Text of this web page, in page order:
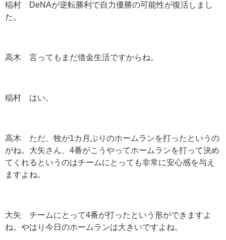
稲村 DeNAが逆転勝利で自力優勝の可能性が復活しまし
た。
高木 言ってもまだ借金生活ですからね。
稲村 はい。
高木 ただ、牧が1カ月ぶりのホームランを打ったというの
がね。大矢さん、4番がこうやってホームランを打って決め
てくれるというのはチームにとっても非常に安心感を与え
ますよね。
大矢 チームにとって4番が打ったという形ができますよ
ね。やはり今日のホームランは大きいですよね。